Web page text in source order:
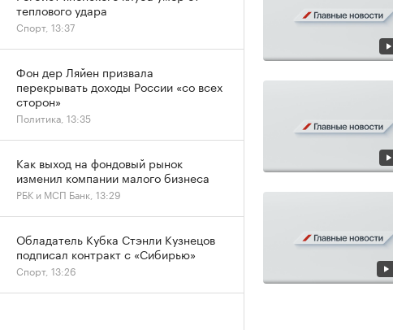
теплового удара
Спорт, 13:37
Фон дер Ляйен призвала
перекрывать доходы России «со всех
сторон»
Политика, 13:35
Как выход на фондовый рынок
изменил компании малого бизнеса
РБК и МСП Банк, 13:29
Обладатель Кубка Стэнли Кузнецов
подписал контракт с «Сибирью»
Спорт, 13:26